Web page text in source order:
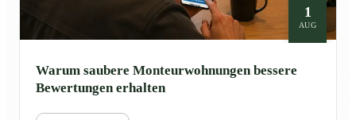
1
AUG
Warum saubere Monteurwohnungen bessere
Bewertungen erhalten